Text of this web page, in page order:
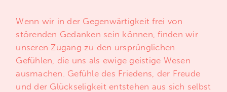
Wenn wir in der Gegenwärtigkeit frei von
störenden Gedanken sein können, finden wir
unseren Zugang zu den ursprünglichen
Gefühlen, die uns als ewige geistige Wesen
ausmachen. Gefühle des Friedens, der Freude
und der Glückseligkeit entstehen aus sich selbst